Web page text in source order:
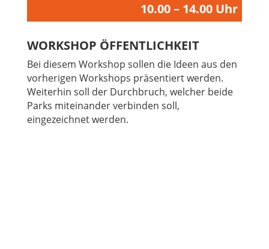
10.00 – 14.00 Uhr
WORKSHOP ÖFFENTLICHKEIT
Bei diesem Workshop sollen die Ideen aus den
vorherigen Workshops präsentiert werden.
Weiterhin soll der Durchbruch, welcher beide
Parks miteinander verbinden soll,
eingezeichnet werden.